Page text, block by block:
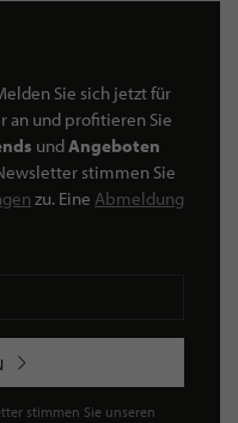
Sie sich jetzt für
an und profitieren Sie
undAngeboten
stimmen Sie
zu. Eine Abmeldung
stimmen Sie unseren